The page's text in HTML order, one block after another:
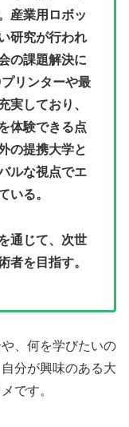
産業用ロボッ
研究が行われ
の課題解決に
リンターや最
実しており、
体験できる点
の提携大学と
ルな視点でエ
いる。
通じて、次世
者を目指す。
、何を学びたいの
分が興味のある大
です。